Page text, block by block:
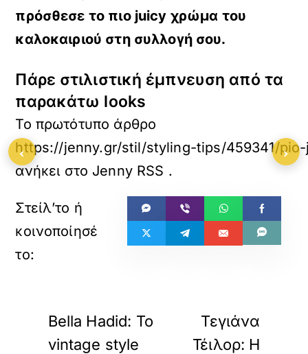
πρόσθεσε το πιο juicy χρώμα του
καλοκαιριού στη συλλογή σου.
Πάρε στιλιστική έμπνευση από τα
παρακάτω looks
Το πρωτότυπο άρθρο
https://jenny.gr/stil/styling-tips/459341/
ανήκει στο Jenny RSS .
Bella Hadid: Το
vintage style
Τεγιάνα
Τέιλορ: Η
‹ ›